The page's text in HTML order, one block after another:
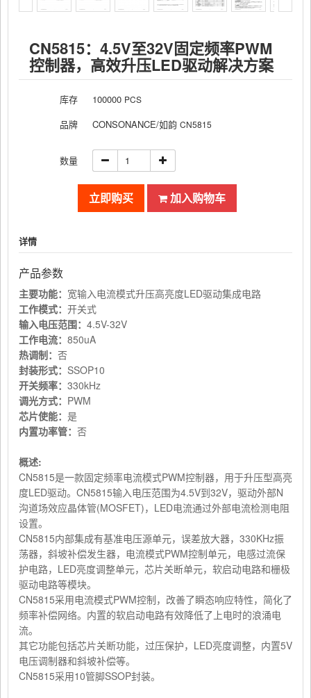
CN5815：4.5V至32V固定频率PWM
控制器，高效升压LED驱动解决方案
库存 100000 PCS
品牌 CONSONANCE/如韵 CN5815
数量
立即购买 加入购物车
详情
产品参数
主要功能： 宽输入电流模式升压高亮度LED驱动集成电路
工作模式： 开关式
输入电压范围： 4.5V-32V
工作电流： 850uA
热调制： 否
封装形式： SSOP10
开关频率： 330kHz
调光方式： PWM
芯片使能： 是
内置功率管： 否
概述:
CN5815是一款固定频率电流模式PWM控制器，用于升压型高亮
度LED驱动。CN5815输入电压范围为4.5V到32V，驱动外部N
沟道场效应晶体管(MOSFET)，LED电流通过外部电流检测电阻
设置。
CN5815内部集成有基准电压源单元，误差放大器，330KHz振
荡器，斜坡补偿发生器，电流模式PWM控制单元，电感过流保
护电路，LED亮度调整单元，芯片关断单元，软启动电路和栅极
驱动电路等模块。
CN5815采用电流模式PWM控制，改善了瞬态响应特性，简化了
频率补偿网络。内置的软启动电路有效降低了上电时的浪涌电
流。
其它功能包括芯片关断功能，过压保护，LED亮度调整，内置5V
电压调制器和斜坡补偿等。
CN5815采用10管脚SSOP封装。